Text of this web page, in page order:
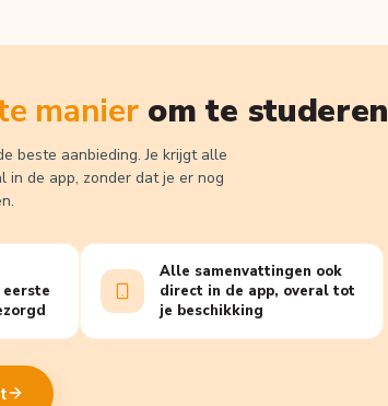
manierom te studeren
beste aanbieding. Je krijgt alle
in de app, zonder dat je er nog
Alle samenvattingen ook
direct in de app, overal tot
je beschikking